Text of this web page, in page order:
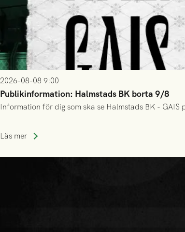
2026-08-08 9:00
Publikinformation: Halmstads BK borta 9/8
Information för dig som ska se Halmstads BK -
Läs mer